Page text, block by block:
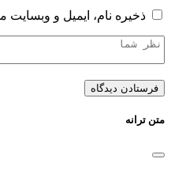
ذخیره نام، ایمیل و
متن ترانه